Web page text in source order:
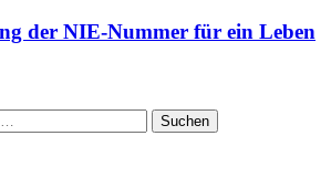
der NIE-Nummer für ein Leben